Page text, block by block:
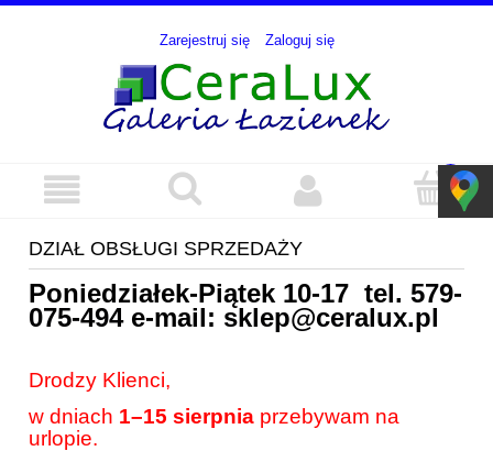
Zarejestruj się Zaloguj się
DZIAŁ OBSŁUGI SPRZEDAŻY
Poniedziałek-Piątek 10-17 tel. 579-
075-494e-mail: sklep@ceralux.pl
Drodzy Klienci,
w dniach 1–15 sierpnia przebywam na
urlopie.